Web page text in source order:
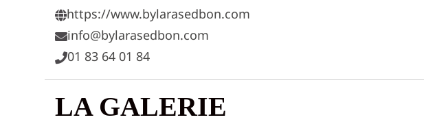
https://www.bylarasedbon.com
info@bylarasedbon.com
01 83 64 01 84
LA GALERIE